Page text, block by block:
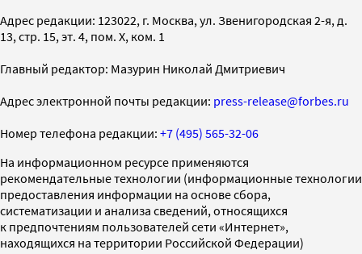
Адрес редакции: 123022, г. Москва, ул. Звенигородская 2-я, д.
13, стр. 15, эт. 4, пом. X, ком. 1
Главный редактор: Мазурин Николай Дмитриевич
Адрес электронной почты редакции: press-release@forbes.ru
Номер телефона редакции: +7 (495) 565-32-06
На информационном ресурсе применяются
рекомендательные технологии (информационные технологии
предоставления информации на основе сбора,
систематизации и анализа сведений, относящихся
к предпочтениям пользователей сети «Интернет»,
находящихся на территории Российской Федерации)